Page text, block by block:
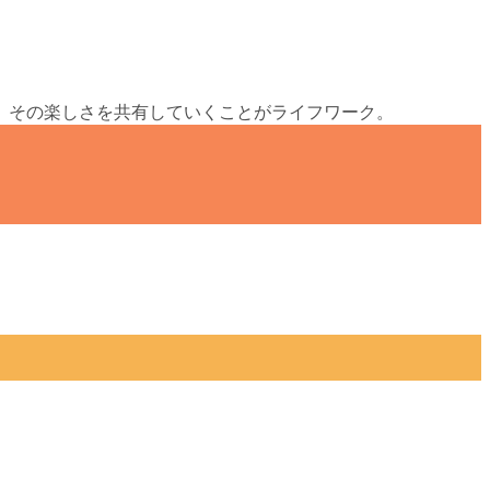
の楽しさを共有していくことがライフワーク。